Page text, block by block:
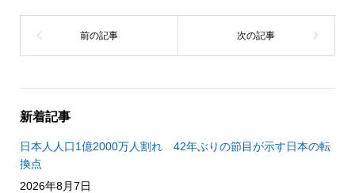
新着記事
日本人人口1億2000万人割れ 42年ぶりの節目が示す日本の転
換点
2026年8月7日